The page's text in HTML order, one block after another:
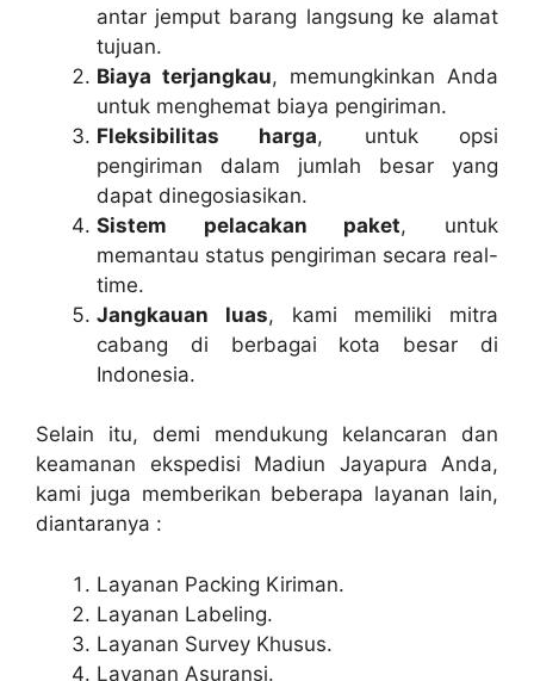
antar jemput barang langsung ke alamat
tujuan.
Biaya terjangkau, memungkinkan Anda
untuk menghemat biaya pengiriman.
Fleksibilitas harga, untuk opsi
pengiriman dalam jumlah besar yang
dapat dinegosiasikan.
Sistem pelacakan paket, untuk
memantau status pengiriman secara real-
time.
Jangkauan luas, kami memiliki mitra
cabang di berbagai kota besar di
Indonesia.
Selain itu, demi mendukung kelancaran dan
keamanan ekspedisi Madiun Jayapura Anda,
kami juga memberikan beberapa layanan lain,
diantaranya :
Layanan Packing Kiriman.
Layanan Labeling.
Layanan Survey Khusus.
Layanan Asuransi.